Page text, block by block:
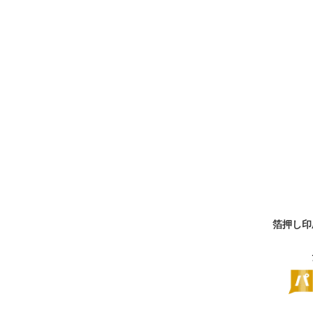
箔押し